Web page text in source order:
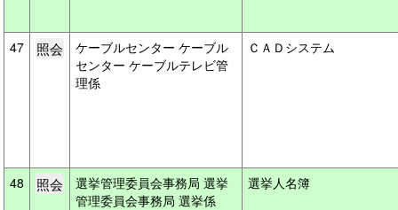
47
ケーブルセンター ケーブル
センター ケーブルテレビ管
理係
ＣＡＤシステム
48
選挙管理委員会事務局 選挙
管理委員会事務局 選挙係
選挙人名簿